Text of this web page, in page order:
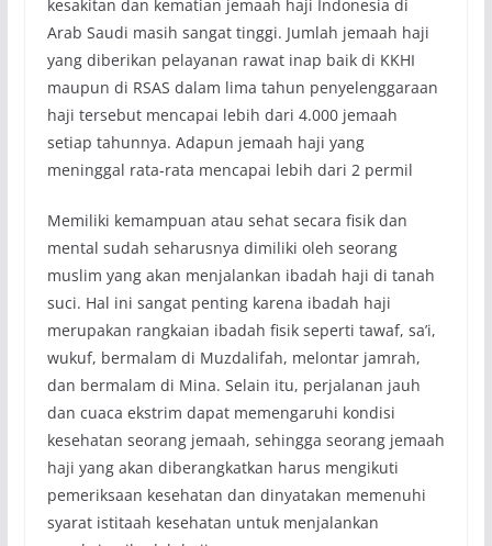
kesakitan dan kematian jemaah haji Indonesia di
Arab Saudi masih sangat tinggi. Jumlah jemaah haji
yang diberikan pelayanan rawat inap baik di KKHI
maupun di RSAS dalam lima tahun penyelenggaraan
haji tersebut mencapai lebih dari 4.000 jemaah
setiap tahunnya. Adapun jemaah haji yang
meninggal rata-rata mencapai lebih dari 2 permil
Memiliki kemampuan atau sehat secara fisik dan
mental sudah seharusnya dimiliki oleh seorang
muslim yang akan menjalankan ibadah haji di tanah
suci. Hal ini sangat penting karena ibadah haji
merupakan rangkaian ibadah fisik seperti tawaf, sa’i,
wukuf, bermalam di Muzdalifah, melontar jamrah,
dan bermalam di Mina. Selain itu, perjalanan jauh
dan cuaca ekstrim dapat memengaruhi kondisi
kesehatan seorang jemaah, sehingga seorang jemaah
haji yang akan diberangkatkan harus mengikuti
pemeriksaan kesehatan dan dinyatakan memenuhi
syarat istitaah kesehatan untuk menjalankan